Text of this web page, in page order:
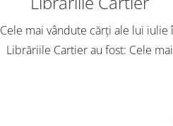
Cele mai vândute cărți ale lui iulie
Librăriile Cartier au fost: Cele mai